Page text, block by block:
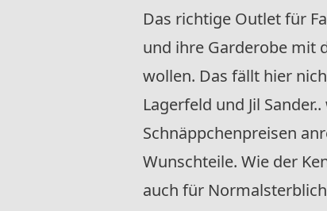
Das richtige Outlet für
und ihre Garderobe mit
wollen. Das fällt hier
Lagerfeld und Jil
Schnäppchenpreisen
Wunschteile. Wie der
auch für